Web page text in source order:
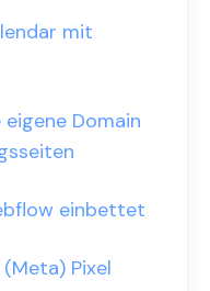
mit
Domain
einbettet
Pixel